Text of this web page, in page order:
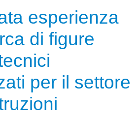
esperienza
di figure
per il settore